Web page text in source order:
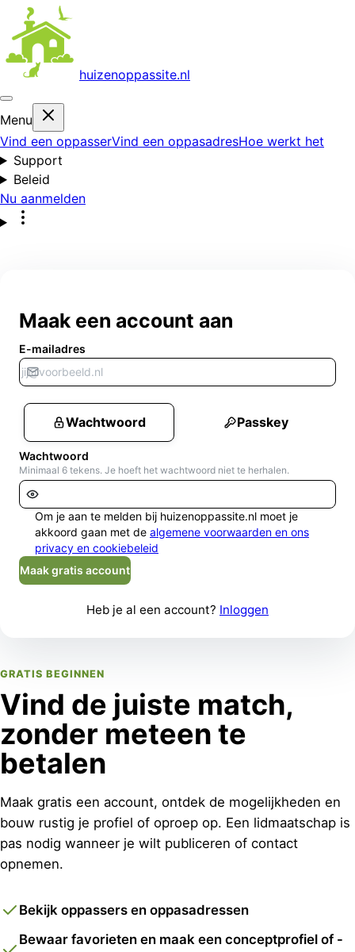
huizenoppassite.nl
Menu
Vind een oppasserVind een oppasadresHoe werkt het
Support
Beleid
Nu aanmelden
GRATIS BEGINNEN
Vind de juiste match,
zonder meteen te
betalen
Maak gratis een account, ontdek de mogelijkheden en
bouw rustig je profiel of oproep op. Een lidmaatschap is
pas nodig wanneer je wilt publiceren of contact
opnemen.
Bekijk oppassers en oppasadressen
Bewaar favorieten en maak een conceptprofiel of -
Maak een account aan
E-mailadres
Wachtwoord Passkey
Wachtwoord
Minimaal 6 tekens. Je hoeft het wachtwoord niet te herhalen.
Om je aan te melden bij huizenoppassite.nl moet je
akkoord gaan met de algemene voorwaarden en ons
privacy en cookiebeleid
Maak gratis account
Heb je al een account? Inloggen